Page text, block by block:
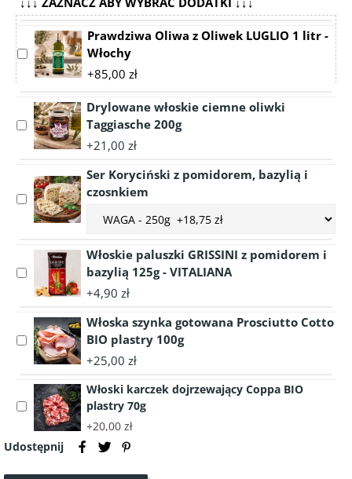
Select
accessory
Oliwa
Oliwek
LUGLIO
litr
Włochy
Prawdziwa Oliwa z Oliwek LUGLIO 1 litr -
Włochy
+85,00 zł
Select
accessory
włoskie
ciemne
oliwki
Taggiasche
Drylowane włoskie ciemne oliwki
Taggiasche 200g
+21,00 zł
Select
accessory
Koryciński
pomidorem,
bazylią
czosnkiem
Ser Koryciński z pomidorem, bazylią i
czosnkiem
accessory
Ser
Koryciński
z
bazylią
i
czosnkiem
Select
accessory
paluszki
GRISSINI
bazylią
125g
VITALIANA
Włoskie paluszki GRISSINI z pomidorem i
bazylią 125g - VITALIANA
+4,90 zł
Select
accessory
szynka
gotowana
Prosciutto
BIO
plastry
Włoska szynka gotowana Prosciutto Cotto
BIO plastry 100g
+25,00 zł
Select
accessory
Włoski
karczek
dojrzewający
Włoski karczek dojrzewający Coppa BIO
plastry 70g
+20,00 zł
Udostępnij